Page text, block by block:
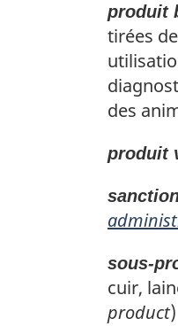
produit
tirées
des
produit
sous-
cuir,
product)